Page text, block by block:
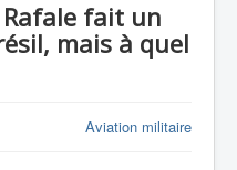
fait un
mais à quel
Aviation militaire